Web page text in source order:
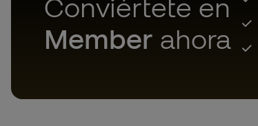
Conviértete en
Member ahora